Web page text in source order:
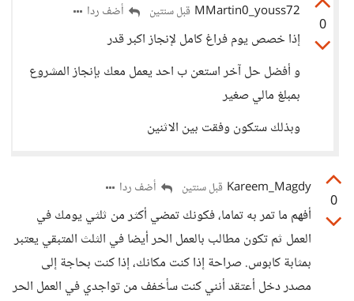
0
MMartin0_youss72 قبل سنتين أضف ردا
إذا خصص يوم فراغ كامل لإنجاز اكبر قدر
و أفضل حل آخر استعن ب احد يعمل معك بإنجاز المشروع
بمبلغ مالي صغير
وبذلك ستكون وفقت بين الاثنين
0
Kareem_Magdy قبل سنتين أضف ردا
أفهم ما تمر به تماما، فكونك تمضي أكثر من ثلثي يومك في
العمل ثم تكون مطالب بالعمل الحر أيضا في الثلث المتبقي يعتبر
بمثابة كابوس. صراحة إذا كنت مكانك، إذا كنت بحاجة إلى
مصدر دخل أعتقد أنني كنت سأخفف من تواجدي في العمل الحر